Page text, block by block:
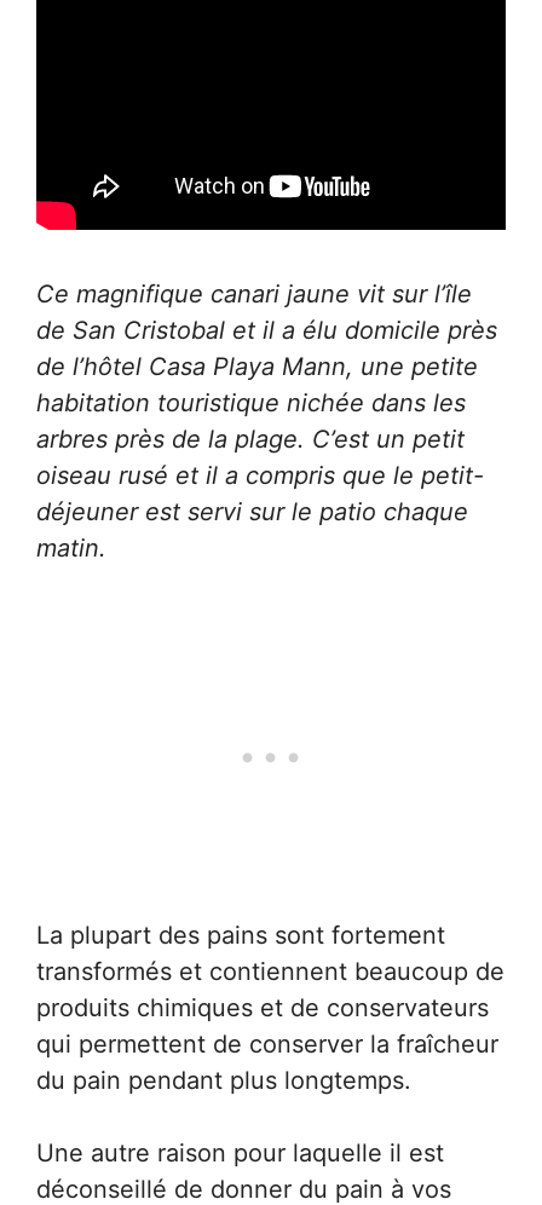
Ce magnifique canari jaune vit sur l’île
de San Cristobal et il a élu domicile près
de l’hôtel Casa Playa Mann, une petite
habitation touristique nichée dans les
arbres près de la plage. C’est un petit
oiseau rusé et il a compris que le petit-
déjeuner est servi sur le patio chaque
matin.
La plupart des pains sont fortement
transformés et contiennent beaucoup de
produits chimiques et de conservateurs
qui permettent de conserver la fraîcheur
du pain pendant plus longtemps.
Une autre raison pour laquelle il est
déconseillé de donner du pain à vos